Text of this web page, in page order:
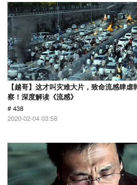
【越哥】这才叫灾难大片，致命流感肆
察！深度解读《流感》
# 438
2020-02-04 03:58